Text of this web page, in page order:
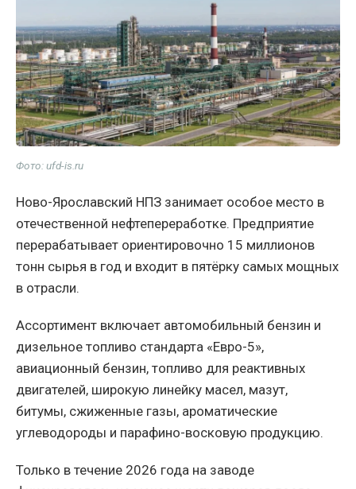
Фото: ufd-is.ru
Ново-Ярославский НПЗ занимает особое место в
отечественной нефтепереработке. Предприятие
перерабатывает ориентировочно 15 миллионов
тонн сырья в год и входит в пятёрку самых мощных
в отрасли.
Ассортимент включает автомобильный бензин и
дизельное топливо стандарта «Евро-5»,
авиационный бензин, топливо для реактивных
двигателей, широкую линейку масел, мазут,
битумы, сжиженные газы, ароматические
углеводороды и парафино-восковую продукцию.
Только в течение 2026 года на заводе